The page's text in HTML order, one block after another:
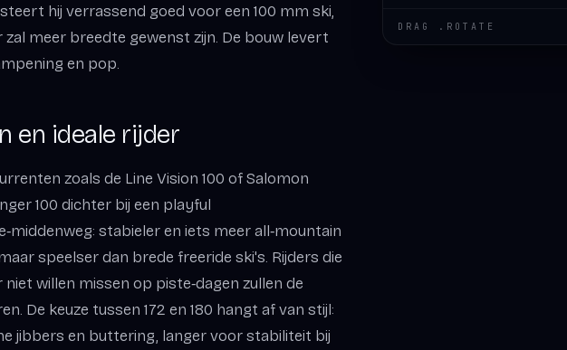
hij verrassend goed voor een 100 mm ski,
meer breedte gewenst zijn. De bouw levert
en pop.
en ideale rijder
zoals de Line Vision 100 of Salomon
100 dichter bij een playful
stabieler en iets meer all‑mountain
speelser dan brede freeride ski's. Rijders die
willen missen op piste‑dagen zullen de
De keuze tussen 172 en 180 hangt af van stijl:
jibbers en buttering, langer voor stabiliteit bij
DRAG .ROTATE